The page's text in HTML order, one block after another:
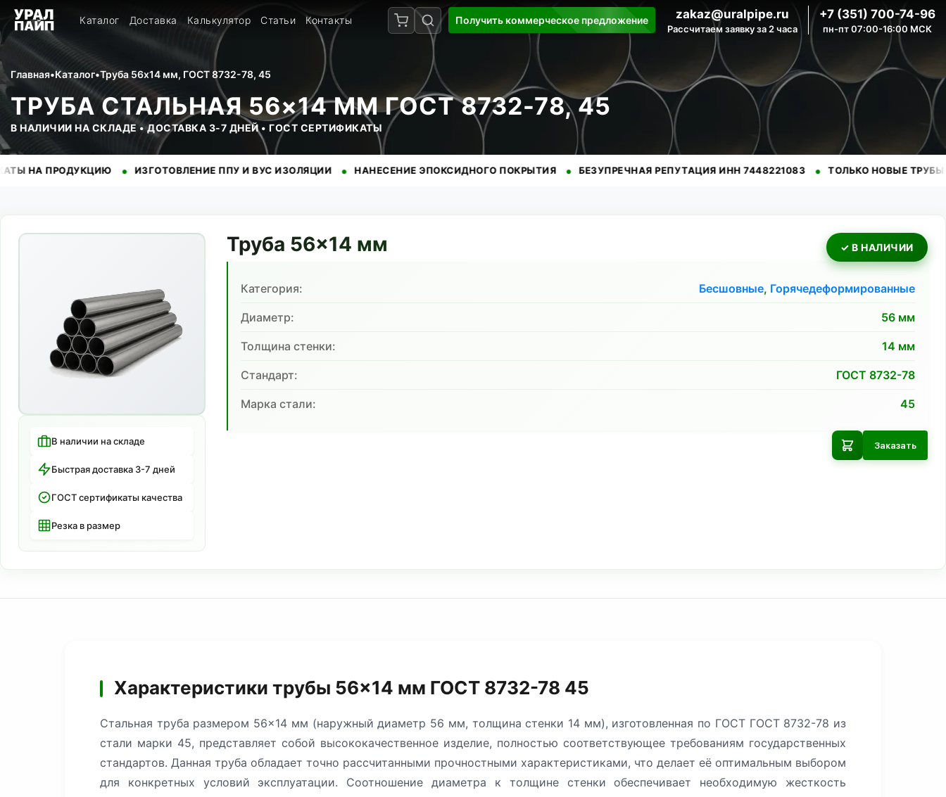
Каталог Доставка Калькулятор Статьи Контакты Получить коммерческое предложение zakaz@uralpipe.ru
Рассчитаем заявку за 2 часа
+7 (351) 700-74-96
пн-пт 07:00-16:00 МСК
Главная•Каталог•Труба 56x14 мм, ГОСТ 8732-78, 45
ТРУБА СТАЛЬНАЯ 56×14 ММ ГОСТ 8732-78, 45
В НАЛИЧИИ НА СКЛАДЕ • ДОСТАВКА 3-7 ДНЕЙ • ГОСТ СЕРТИФИКАТЫ
• ИЗГОТОВЛЕНИЕ ППУ И ВУС ИЗОЛЯЦИИ • НАНЕСЕНИЕ ЭПОКСИДНОГО ПОКРЫТИЯ • БЕЗУПРЕЧНАЯ РЕПУТАЦИЯ ИНН 7448221083 • ТОЛЬКО НОВЫЕ ТРУБЫ •
В наличии на складе
Быстрая доставка 3-7 дней
ГОСТ сертификаты качества
Резка в размер
Труба 56×14 мм ✓ В НАЛИЧИИ
Категория: Бесшовные, Горячедеформированные
Диаметр: 56мм
Толщина стенки: 14 мм
Cтандарт: ГОСТ 8732-78
Марка стали: 45
Заказать
Характеристики трубы 56×14 мм ГОСТ 8732-78 45
Стальная труба размером 56×14 мм (наружный диаметр 56 мм, толщина стенки 14 мм), изготовленная по ГОСТ ГОСТ 8732-78 из
стали марки 45, представляет собой высококачественное изделие, полностью соответствующее требованиям государственных
стандартов. Данная труба обладает точно рассчитанными прочностными характеристиками, что делает её оптимальным выбором
для конкретных условий эксплуатации. Соотношение диаметра к толщине стенки обеспечивает необходимую жесткость